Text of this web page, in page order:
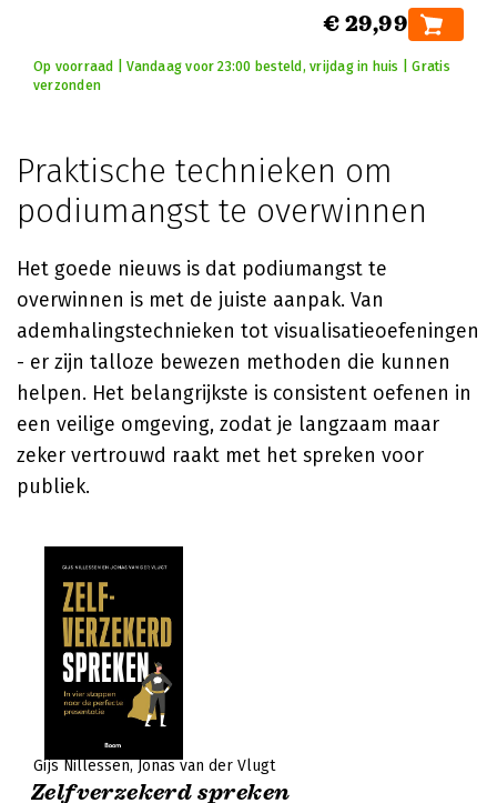
€ 29,99
Op voorraad | Vandaag voor 23:00 besteld, vrijdag in huis | Gratis
verzonden
Praktische technieken om
podiumangst te overwinnen
Het goede nieuws is dat podiumangst te
overwinnen is met de juiste aanpak. Van
ademhalingstechnieken tot visualisatieoefeningen
- er zijn talloze bewezen methoden die kunnen
helpen. Het belangrijkste is consistent oefenen in
een veilige omgeving, zodat je langzaam maar
zeker vertrouwd raakt met het spreken voor
publiek.
Gijs Nillessen Jonas van der Vlugt
Zelfverzekerd spreken